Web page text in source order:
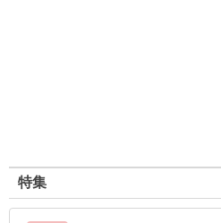
特集